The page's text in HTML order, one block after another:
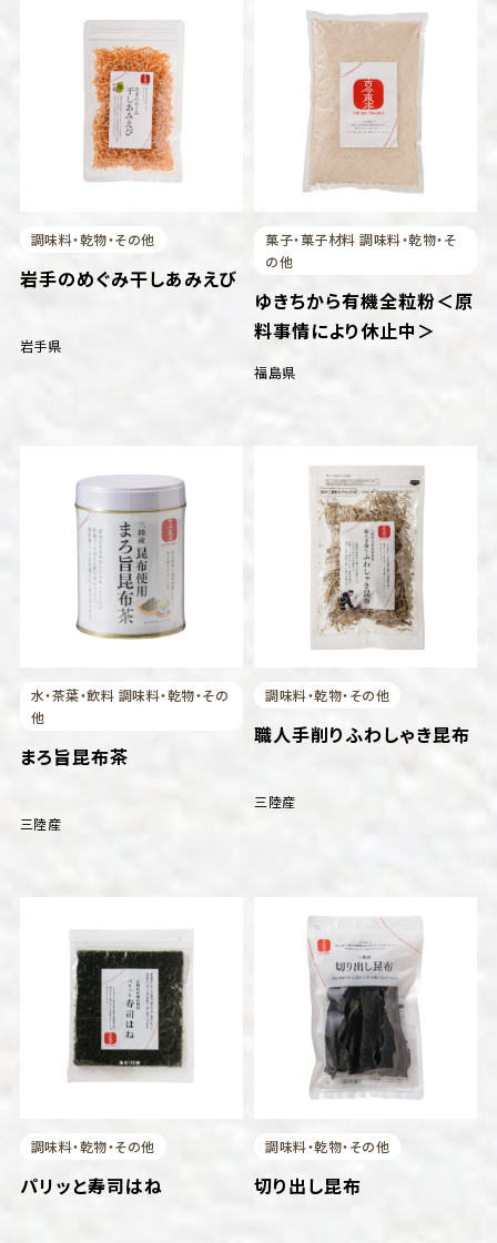
調味料・乾物・その他
岩手のめぐみ干しあみえび
岩手県
菓子・菓子材料 調味料・乾物・そ
の他
ゆきちから有機全粒粉＜原
料事情により休止中＞
福島県
水・茶葉・飲料 調味料・乾物・その
他
まろ旨昆布茶
三陸産
調味料・乾物・その他
職人手削りふわしゃき昆布
三陸産
調味料・乾物・その他
パリッと寿司はね
調味料・乾物・その他
切り出し昆布